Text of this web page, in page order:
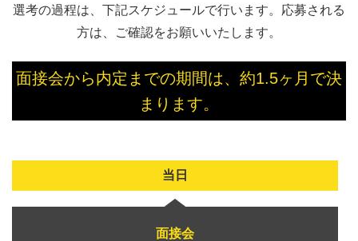
選考の過程は、下記スケジュールで行います。応募される
方は、ご確認をお願いいたします。
面接会から内定までの期間は、約1.5ヶ月で決
まります。
当日
面接会